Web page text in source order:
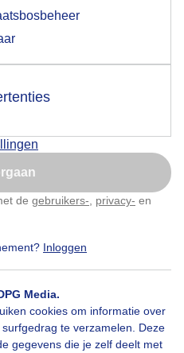
de gebruikers- privacy- en
Inloggen
Media.
cookies om informatie over
te verzamelen. Deze
gegevens die je zelf deelt met
Nieuwe Maas
10-2025, 49x bekeken
up uit je browser waarin
de popup
later
aan te passen